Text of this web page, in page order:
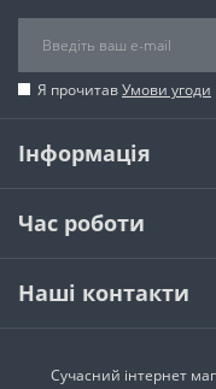
Я прочитавУмови угоди
Інформація
Час роботи
Наші контакти
Сучасний інтернет